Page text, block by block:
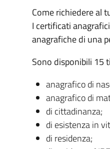
Come richiedere al
I certificati
anagrafiche di una
Sono disponibili 15
anagrafico di
anagrafico di
di cittadinanza;
di esistenza in
di residenza;